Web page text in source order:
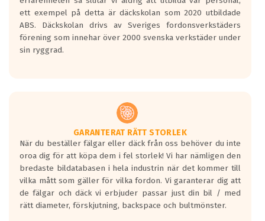
ett exempel på detta är däckskolan som 2020 utbildade
ABS. Däckskolan drivs av Sveriges fordonsverkstäders
förening som innehar över 2000 svenska verkstäder under
sin ryggrad.
GARANTERAT RÄTT STORLEK
När du beställer fälgar eller däck från oss behöver du inte
oroa dig för att köpa dem i fel storlek! Vi har nämligen den
bredaste bildatabasen i hela industrin när det kommer till
vilka mått som gäller för vilka fordon. Vi garanterar dig att
de fälgar och däck vi erbjuder passar just din bil / med
rätt diameter, förskjutning, backspace och bultmönster.